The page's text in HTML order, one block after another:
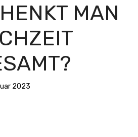
MAN
2023